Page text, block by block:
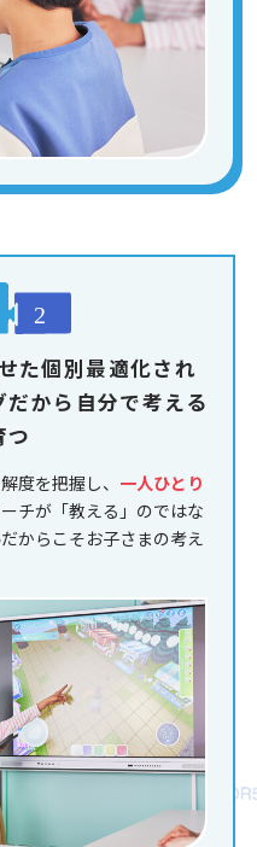
た個別最適化され
から自分で考える
つ
度を把握し、 一人ひとり
チが「教える」のではな
からこそお子さまの考え